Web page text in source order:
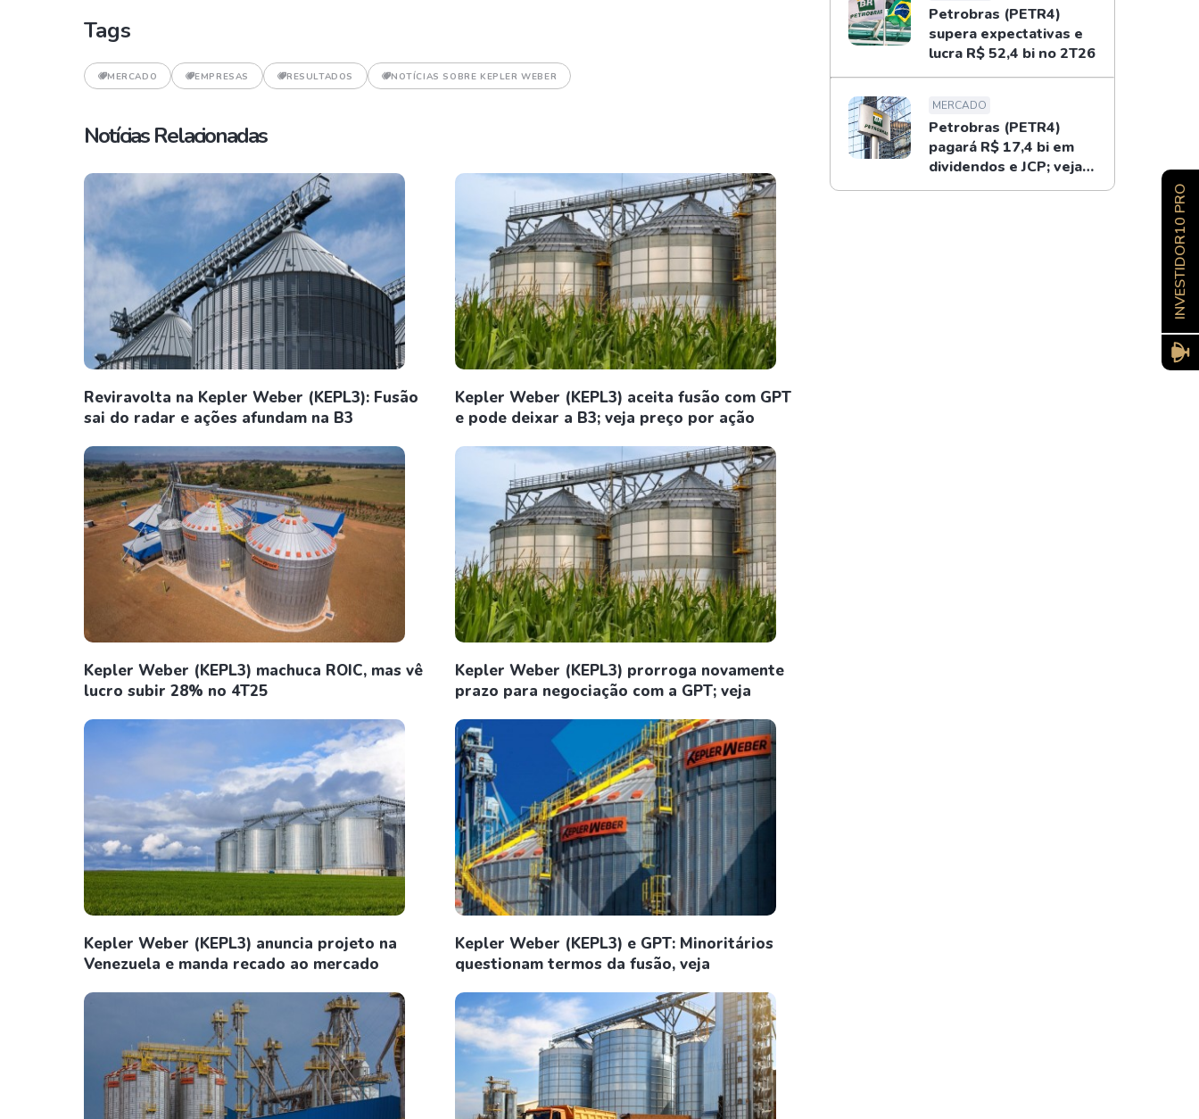
Tags
MERCADO EMPRESAS RESULTADOS NOTÍCIAS SOBRE KEPLER WEBER
Notícias Relacionadas
Reviravolta na Kepler Weber (KEPL3): Fusão
sai do radar e ações afundam na B3
Kepler Weber (KEPL3) aceita fusão com GPT
e pode deixar a B3; veja preço por ação
Kepler Weber (KEPL3) machuca ROIC, mas vê
lucro subir 28% no 4T25
Kepler Weber (KEPL3) prorroga novamente
prazo para negociação com a GPT; veja
Kepler Weber (KEPL3) anuncia projeto na
Venezuela e manda recado ao mercado
Kepler Weber (KEPL3) e GPT: Minoritários
questionam termos da fusão, veja
Petrobras (PETR4)
supera expectativas e
lucra R$ 52,4 bi no 2T26
MERCADO
Petrobras (PETR4)
pagará R$ 17,4 bi em
dividendos e JCP; veja
como receber
INVESTIDOR10 PRO